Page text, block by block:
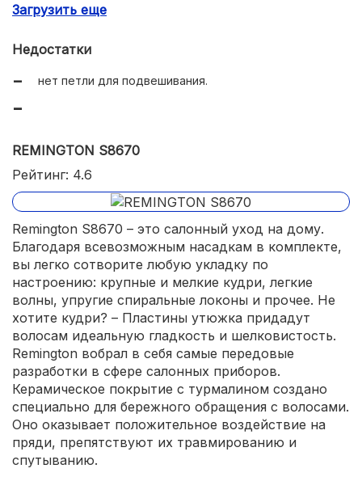
качественные материалы;
Загрузить еще
Недостатки
нет петли для подвешивания.
REMINGTON S8670
Рейтинг: 4.6
Remington S8670 – это салонный уход на дому.
Благодаря всевозможным насадкам в комплекте,
вы легко сотворите любую укладку по
настроению: крупные и мелкие кудри, легкие
волны, упругие спиральные локоны и прочее. Не
хотите кудри? – Пластины утюжка придадут
волосам идеальную гладкость и шелковистость.
Remington вобрал в себя самые передовые
разработки в сфере салонных приборов.
Керамическое покрытие с турмалином создано
специально для бережного обращения с волосами.
Оно оказывает положительное воздействие на
пряди, препятствуют их травмированию и
спутыванию.